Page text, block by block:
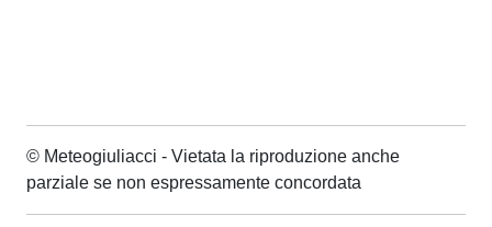
© Meteogiuliacci - Vietata la riproduzione anche
parziale se non espressamente concordata